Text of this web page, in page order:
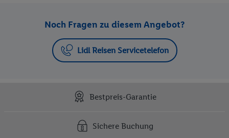
Noch Fragen zu diesem Angebot?
Lidl Reisen Servicetelefon
Bestpreis-Garantie
Sichere Buchung